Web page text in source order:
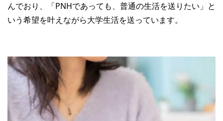
んでおり、「PNHであっても、普通の生活を送りたい」と
いう希望を叶えながら大学生活を送っています。